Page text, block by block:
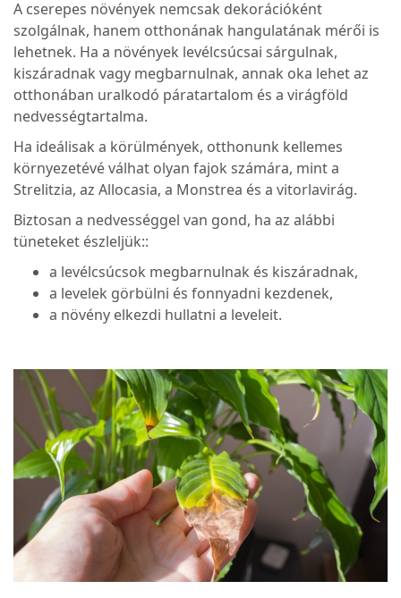
A cserepes növények nemcsak dekorációként
szolgálnak, hanem otthonának hangulatának mérői is
lehetnek. Ha a növények levélcsúcsai sárgulnak,
kiszáradnak vagy megbarnulnak, annak oka lehet az
otthonában uralkodó páratartalom és a virágföld
nedvességtartalma.
Ha ideálisak a körülmények, otthonunk kellemes
környezetévé válhat olyan fajok számára, mint a
Strelitzia, az Allocasia, a Monstrea és a vitorlavirág.
Biztosan a nedvességgel van gond, ha az alábbi
tüneteket észleljük::
a levélcsúcsok megbarnulnak és kiszáradnak,
a levelek görbülni és fonnyadni kezdenek,
a növény elkezdi hullatni a leveleit.